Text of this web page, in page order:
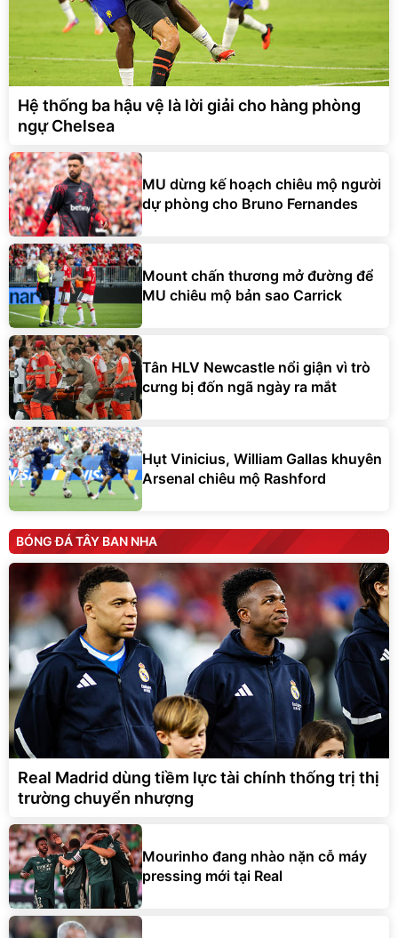
Hệ thống ba hậu vệ là lời giải cho hàng phòng
ngự Chelsea
MU dừng kế hoạch chiêu mộ người
dự phòng cho Bruno Fernandes
Mount chấn thương mở đường để
MU chiêu mộ bản sao Carrick
Tân HLV Newcastle nổi giận vì trò
cưng bị đốn ngã ngày ra mắt
Hụt Vinicius, William Gallas khuyên
Arsenal chiêu mộ Rashford
BÓNG ĐÁ TÂY BAN NHA
Real Madrid dùng tiềm lực tài chính thống trị thị
trường chuyển nhượng
Mourinho đang nhào nặn cỗ máy
pressing mới tại Real